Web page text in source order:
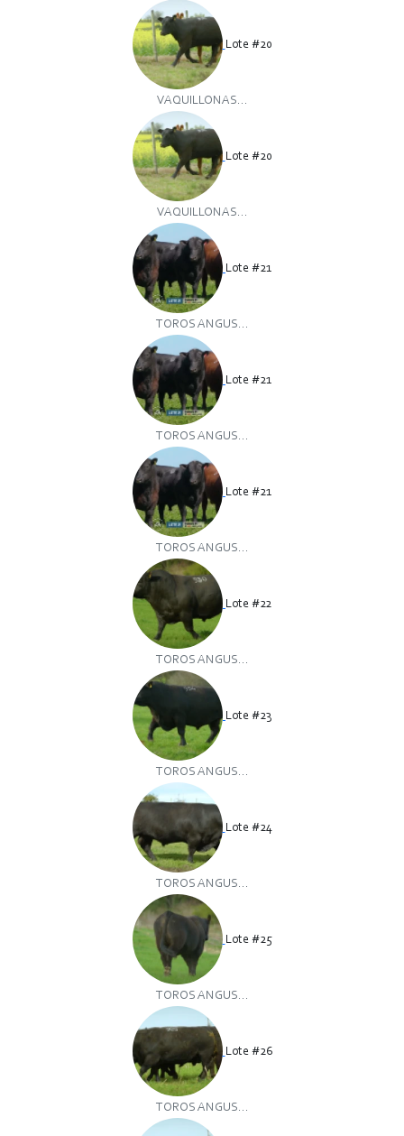
Lote #20
VAQUILLONAS...
Lote #20
VAQUILLONAS...
Lote #21
TOROS ANGUS...
Lote #21
TOROS ANGUS...
Lote #21
TOROS ANGUS...
Lote #22
TOROS ANGUS...
Lote #23
TOROS ANGUS...
Lote #24
TOROS ANGUS...
Lote #25
TOROS ANGUS...
Lote #26
TOROS ANGUS...